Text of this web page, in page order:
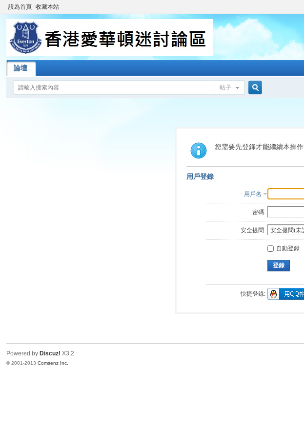
設為首頁 收藏本站
論壇
帖子
索
您需要先登錄才能繼續本操作
用戶登錄
用戶名
密碼:
安全提問:
自動登錄
登錄
快捷登錄:
Powered by Discuz! X3.2
© 2001-2013Comsenz Inc.